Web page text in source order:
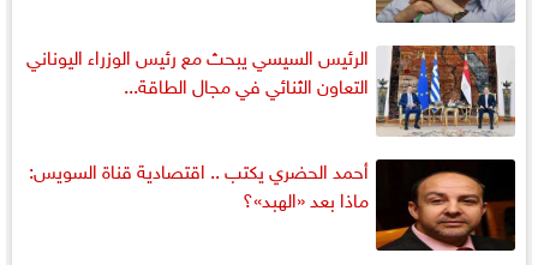
الرئيس السيسي يبحث مع رئيس الوزراء اليوناني
التعاون الثنائي في مجال الطاقة...
أحمد الحضري يكتب .. اقتصادية قناة السويس:
ماذا بعد «الهبد»؟